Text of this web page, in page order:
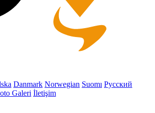
Danmark Norwegian Suomı Русский
Galeri İletişim